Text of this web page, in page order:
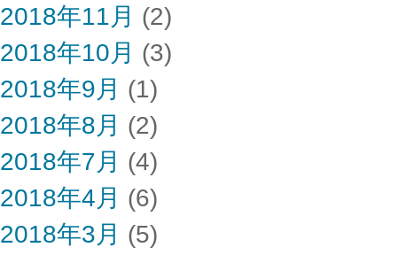
2018年11月 (2)
2018年10月 (3)
2018年9月 (1)
2018年8月 (2)
2018年7月 (4)
2018年4月 (6)
2018年3月 (5)